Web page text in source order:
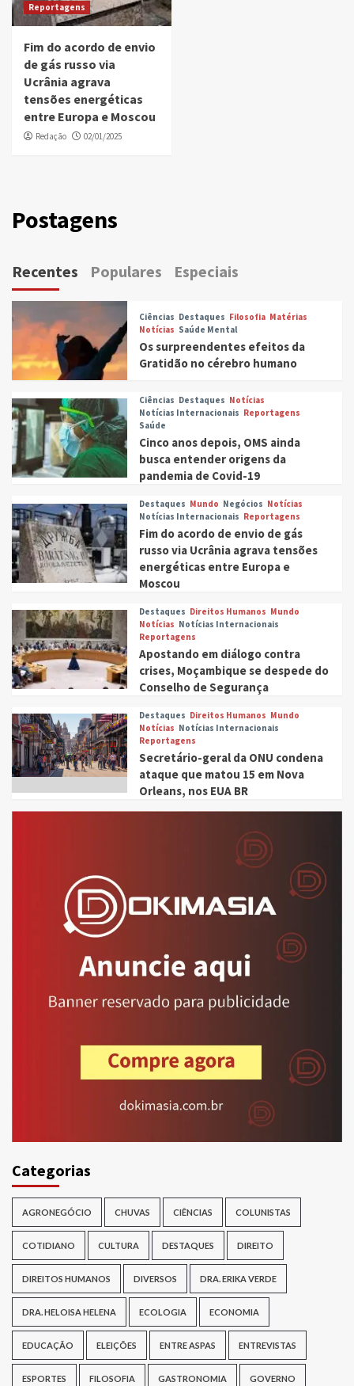
Reportagens
Fim do acordo de envio
de gás russo via
Ucrânia agrava
tensões energéticas
entre Europa e Moscou
Redação 02/01/2025
Postagens
Recentes Populares Especiais
Ciências Destaques Filosofia Matérias
Notícias Saúde Mental
Os surpreendentes efeitos da
Gratidão no cérebro humano
Ciências Destaques Notícias
Notícias Internacionais Reportagens
Saúde
Cinco anos depois, OMS ainda
busca entender origens da
pandemia de Covid-19
Destaques Mundo Negócios Notícias
Notícias Internacionais Reportagens
Fim do acordo de envio de gás
russo via Ucrânia agrava tensões
energéticas entre Europa e
Moscou
Destaques Direitos Humanos Mundo
Notícias Notícias Internacionais
Reportagens
Apostando em diálogo contra
crises, Moçambique se despede do
Conselho de Segurança
Destaques Direitos Humanos Mundo
Notícias Notícias Internacionais
Reportagens
Secretário-geral da ONU condena
ataque que matou 15 em Nova
Orleans, nos EUA BR
Categorias
AGRONEGÓCIO CHUVAS CIÊNCIAS COLUNISTAS
COTIDIANO CULTURA DESTAQUES DIREITO
DIREITOS HUMANOS DIVERSOS DRA. ERIKA VERDE
DRA. HELOISA HELENA ECOLOGIA ECONOMIA
EDUCAÇÃO ELEIÇÕES ENTRE ASPAS ENTREVISTAS
ESPORTES FILOSOFIA GASTRONOMIA GOVERNO